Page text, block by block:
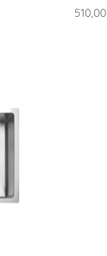
510,00